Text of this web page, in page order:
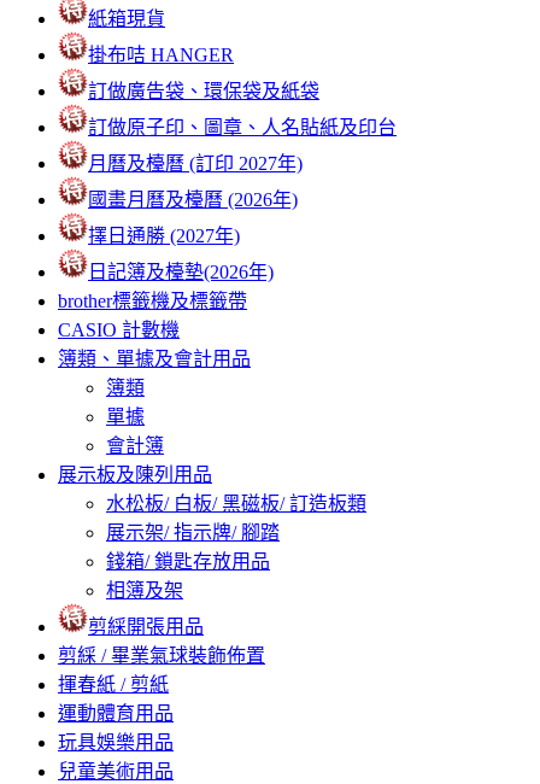
紙箱現貨
掛布咭 HANGER
訂做廣告袋、環保袋及紙袋
訂做原子印、圖章、人名貼紙及印台
月曆及檯曆 (訂印 2027年)
國畫月曆及檯曆 (2026年)
擇日通勝 (2027年)
日記簿及檯墊(2026年)
brother標籤機及標籤帶
CASIO 計數機
簿類、單據及會計用品
簿類
單據
會計簿
展示板及陳列用品
水松板/ 白板/ 黑磁板/ 訂造板類
展示架/ 指示牌/ 腳踏
錢箱/ 鎖匙存放用品
相簿及架
剪綵開張用品
剪綵 / 畢業氣球裝飾佈置
揮春紙 / 剪紙
運動體育用品
玩具娛樂用品
兒童美術用品